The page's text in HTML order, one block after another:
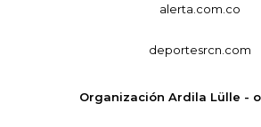
alerta.com.co
deportesrcn.com
Organización Ardila Lülle -